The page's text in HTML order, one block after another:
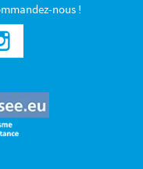
nous !